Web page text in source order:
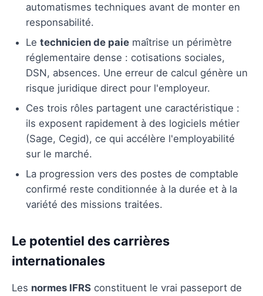
automatismes techniques avant de monter en
responsabilité.
Le technicien de paie maîtrise un périmètre
réglementaire dense : cotisations sociales,
DSN, absences. Une erreur de calcul génère un
risque juridique direct pour l'employeur.
Ces trois rôles partagent une caractéristique :
ils exposent rapidement à des logiciels métier
(Sage, Cegid), ce qui accélère l'employabilité
sur le marché.
La progression vers des postes de comptable
confirmé reste conditionnée à la durée et à la
variété des missions traitées.
Le potentiel des carrières
internationales
Les normes IFRS constituent le vrai passeport de